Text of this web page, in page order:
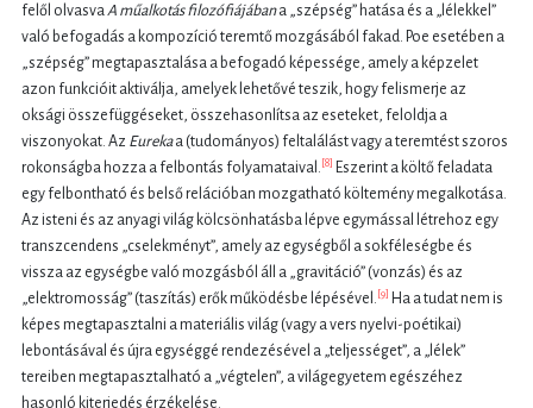
felől olvasvaA műalkotás filozófiájábana „szépség” hatása és a „lélekkel”
való befogadás a kompozíció teremtő mozgásából fakad. Poe esetében a
„szépség” megtapasztalása a befogadó képessége, amely a képzelet
azon funkcióit aktiválja, amelyek lehetővé teszik, hogy felismerje az
oksági összefüggéseket, összehasonlítsa az eseteket, feloldja a
viszonyokat. Az Eurekaa (tudományos) feltalálást vagy a teremtést szoros
rokonságba hozza a felbontás folyamataival. [8] Eszerint a költő feladata
egy felbontható és belső relációban mozgatható költemény megalkotása.
Az isteni és az anyagi világ kölcsönhatásba lépve egymással létrehoz egy
transzcendens „cselekményt”, amely az egységből a sokféleségbe és
vissza az egységbe való mozgásból áll a „gravitáció” (vonzás) és az
„elektromosság” (taszítás) erők működésbe lépésével. [9] Ha a tudat nem is
képes megtapasztalni a materiális világ (vagy a vers nyelvi-poétikai)
lebontásával és újra egységgé rendezésével a „teljességet”, a „lélek”
tereiben megtapasztalható a „végtelen”, a világegyetem egészéhez
hasonló kiterjedés érzékelése.